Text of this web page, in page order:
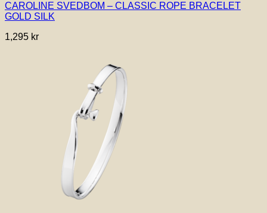
CAROLINE SVEDBOM – CLASSIC ROPE BRACELET
GOLD SILK
1,295 kr